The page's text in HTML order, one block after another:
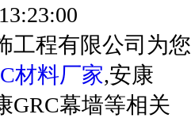
工程有限公司为您
材料厂家,安康
GRC幕墙等相关